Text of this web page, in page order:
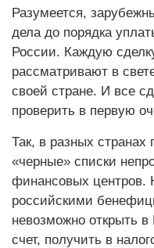
Разумеется,
дела до порядка
России. Каждую
рассматривают в
своей стране. И все
проверить в первую
Так, в разных странах
«черные» списки
финансовых
российскими
невозможно открыть
счет, получить в